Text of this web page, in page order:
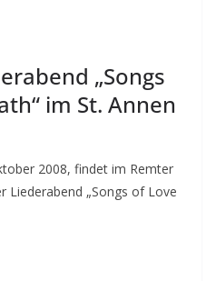
„Songs
im St. Annen
2008, findet im Remter
Liederabend „Songs of Love